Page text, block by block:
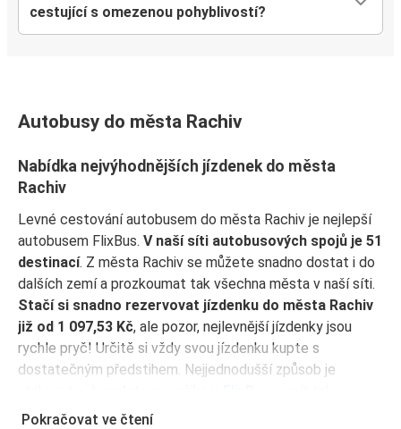
cestující s omezenou pohyblivostí?
Autobusy do města Rachiv
Nabídka nejvýhodnějších jízdenek do města
Rachiv
Levné cestování autobusem do města Rachiv je nejlepší
autobusem FlixBus. V naší síti autobusových spojů je 51
destinací. Z města Rachiv se můžete snadno dostat i do
dalších zemí a prozkoumat tak všechna města v naší síti.
Stačí si snadno rezervovat jízdenku do města Rachiv
již od 1 097,53 Kč, ale pozor, nejlevnější jízdenky jsou
rychle pryč! Určitě si vždy svou jízdenku kupte s
dostatečným předstihem. Nejjednodušší způsob je
dostupné spoje vždy při ruce. Naše aplikace také uloží
Pokračovat ve čtení